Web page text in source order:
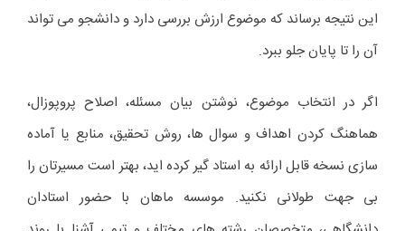
این نتیجه برساند که موضوع ارزش بررسی دارد و دانشجو می تواند
آن را تا پایان جلو ببرد.
اگر در انتخاب موضوع، نوشتن بیان مسئله، اصلاح پروپوزال،
هماهنگ کردن اهداف و سوال ها، روش تحقیق، منابع یا آماده
سازی نسخه قابل ارائه به استاد گیر کرده اید، بهتر است مسیرتان را
بی جهت طولانی نکنید. موسسه ماهان با حضور استادان